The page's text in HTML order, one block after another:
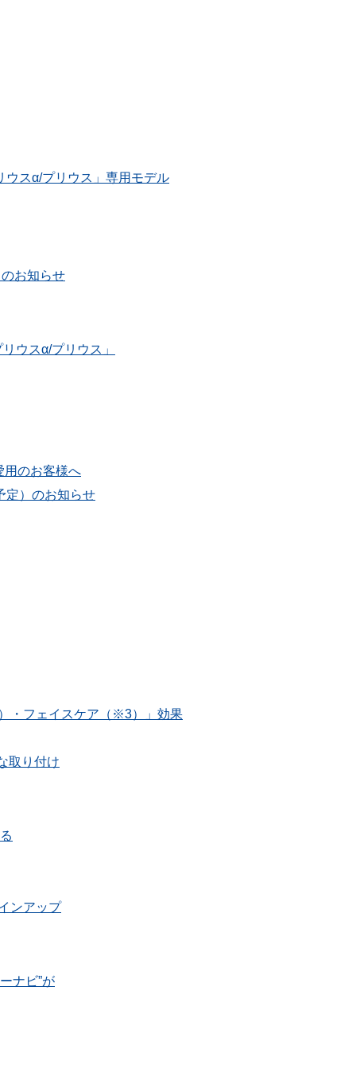
スα/プリウス」専用モデル
お知らせ
ウスα/プリウス」
用のお客様へ
定）のお知らせ
・フェイスケア（※3）」効果
取り付け
ンアップ
ナビ”が